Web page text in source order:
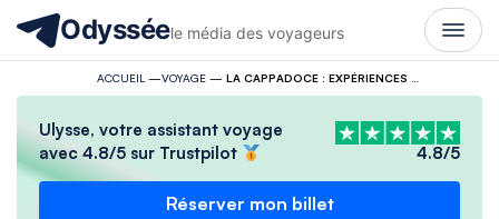
Odysséele média des voyageurs
ACCUEIL —VOYAGE—
Ulysse, votre assistant voyage
avec 4.8/5 sur Trustpilot
4.8/5
Réserver mon billet